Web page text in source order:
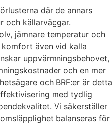
där de annars
och källarväggar.
jämnare temperatur och
även vid kalla
uppvärmningsbehovet,
och en mer
och BRF:er är detta
med tydlig
Vi säkerställer
balanseras för